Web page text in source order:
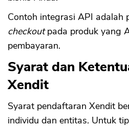
Contoh integrasi API adalah
checkoutpada produk yang
pembayaran.
Syarat dan
Xendit
Syarat pendaftaran Xendit
individu dan entitas. Untuk